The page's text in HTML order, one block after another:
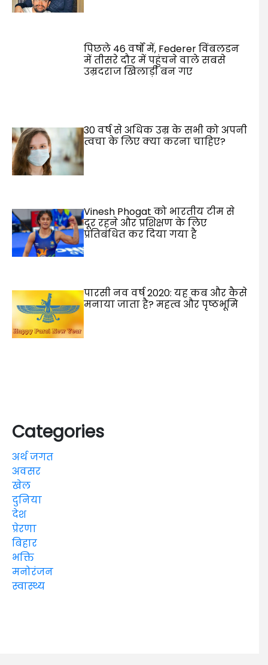
पिछले 46 वर्षों में, Federer विंबलडन
में तीसरे दौर में पहुंचने वाले सबसे
उम्रदराज खिलाड़ी बन गए
30 वर्ष से अधिक उम्र के सभी को अपनी
त्वचा के लिए क्या करना चाहिए?
Vinesh Phogat को भारतीय टीम से
दूर रहने और प्रशिक्षण के लिए
प्रतिबंधित कर दिया गया है
पारसी नव वर्ष 2020: यह कब और कैसे
मनाया जाता है? महत्व और पृष्ठभूमि
Categories
अर्थ जगत
अवसर
खेल
दुनिया
देश
प्रेरणा
बिहार
भक्ति
मनोरंजन
स्वास्थ्य